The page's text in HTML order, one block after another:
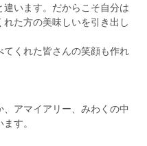
います。だからこそ自分は
た方の美味しいを引き出し
てくれた皆さんの笑顔も作れ
アマイアリー、みわくの中
す。